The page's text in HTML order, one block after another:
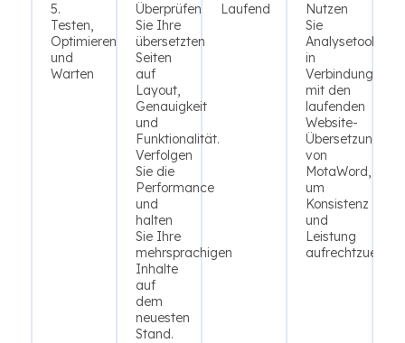
5.
Testen,
Optimieren
und
Warten
Überprüfen
Sie Ihre
übersetzten
Seiten
auf
Layout,
Genauigkeit
und
Funktionalität.
Verfolgen
Sie die
Performance
und
halten
Sie Ihre
mehrsprachigen
Inhalte
auf
dem
neuesten
Stand.
Laufend
Nutzen
Sie
Analysetools
in
Verbindung
mit den
laufenden
Website-
von
MotaWord,
um
Konsistenz
und
Leistung